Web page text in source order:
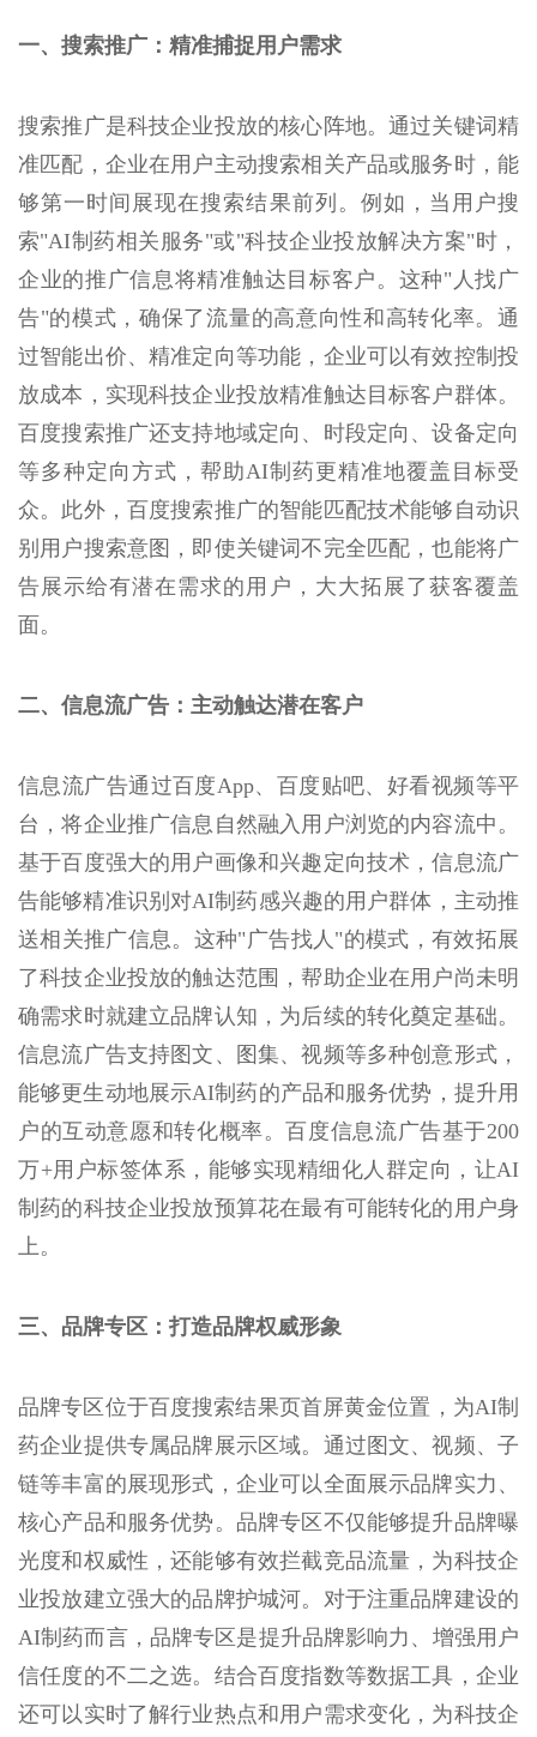
一、搜索推广：精准捕捉用户需求
搜索推广是科技企业投放的核心阵地。通过关键词精
准匹配，企业在用户主动搜索相关产品或服务时，能
够第一时间展现在搜索结果前列。例如，当用户搜
索"AI制药相关服务"或"科技企业投放解决方案"时，
企业的推广信息将精准触达目标客户。这种"人找广
告"的模式，确保了流量的高意向性和高转化率。通
过智能出价、精准定向等功能，企业可以有效控制投
放成本，实现科技企业投放精准触达目标客户群体。
百度搜索推广还支持地域定向、时段定向、设备定向
等多种定向方式，帮助AI制药更精准地覆盖目标受
众。此外，百度搜索推广的智能匹配技术能够自动识
别用户搜索意图，即使关键词不完全匹配，也能将广
告展示给有潜在需求的用户，大大拓展了获客覆盖
面。
二、信息流广告：主动触达潜在客户
信息流广告通过百度App、百度贴吧、好看视频等平
台，将企业推广信息自然融入用户浏览的内容流中。
基于百度强大的用户画像和兴趣定向技术，信息流广
告能够精准识别对AI制药感兴趣的用户群体，主动推
送相关推广信息。这种"广告找人"的模式，有效拓展
了科技企业投放的触达范围，帮助企业在用户尚未明
确需求时就建立品牌认知，为后续的转化奠定基础。
信息流广告支持图文、图集、视频等多种创意形式，
能够更生动地展示AI制药的产品和服务优势，提升用
户的互动意愿和转化概率。百度信息流广告基于200
万+用户标签体系，能够实现精细化人群定向，让AI
制药的科技企业投放预算花在最有可能转化的用户身
上。
三、品牌专区：打造品牌权威形象
品牌专区位于百度搜索结果页首屏黄金位置，为AI制
药企业提供专属品牌展示区域。通过图文、视频、子
链等丰富的展现形式，企业可以全面展示品牌实力、
核心产品和服务优势。品牌专区不仅能够提升品牌曝
光度和权威性，还能够有效拦截竞品流量，为科技企
业投放建立强大的品牌护城河。对于注重品牌建设的
AI制药而言，品牌专区是提升品牌影响力、增强用户
信任度的不二之选。结合百度指数等数据工具，企业
还可以实时了解行业热点和用户需求变化，为科技企